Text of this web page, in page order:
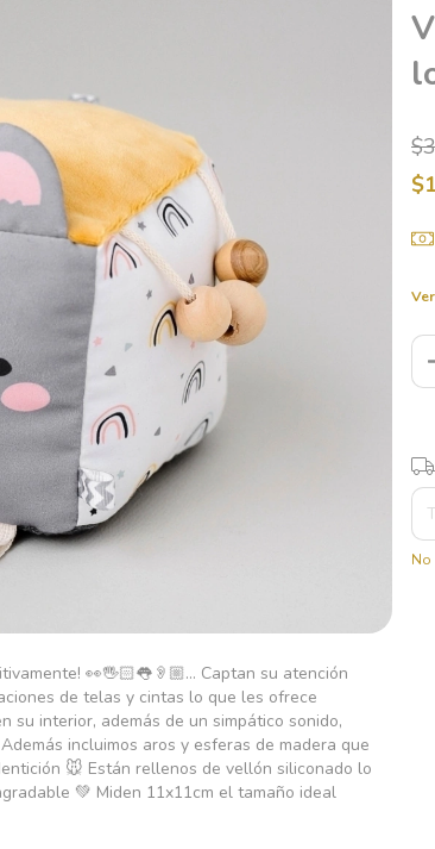
👀🖐🏻👅👂🏼... Captan su atención
de telas y cintas lo que les ofrece
su interior, además de un simpático sonido,
incluimos aros y esferas de madera que
🐭 Están rellenos de vellón siliconado lo
💚 Miden 11x11cm el tamaño ideal